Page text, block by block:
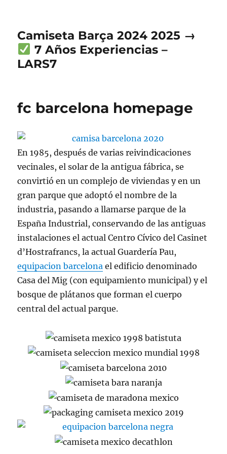
Camiseta Barça 2024 2025 →
7 Años Experiencias –
LARS7
fc barcelona homepage
En 1985, después de varias reivindicaciones
vecinales, el solar de la antigua fábrica, se
convirtió en un complejo de viviendas y en un
gran parque que adoptó el nombre de la
industria, pasando a llamarse parque de la
España Industrial, conservando de las antiguas
instalaciones el actual Centro Cívico del Casinet
d’Hostrafrancs, la actual Guardería Pau,
equipacion barcelona el edificio denominado
Casa del Mig (con equipamiento municipal) y el
bosque de plátanos que forman el cuerpo
central del actual parque.